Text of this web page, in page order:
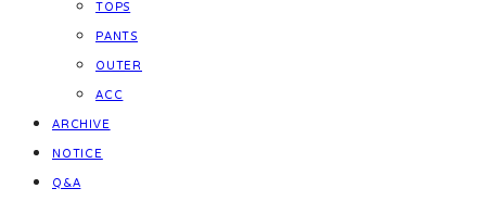
TOPS
PANTS
OUTER
ACC
ARCHIVE
NOTICE
Q&A